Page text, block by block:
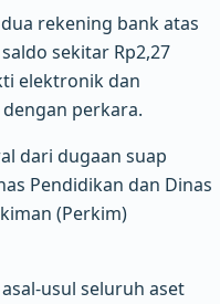
rekening bank atas
sekitar Rp2,27
elektronik dan
perkara.
dari dugaan suap
Pendidikan dan Dinas
(Perkim)
usul seluruh aset